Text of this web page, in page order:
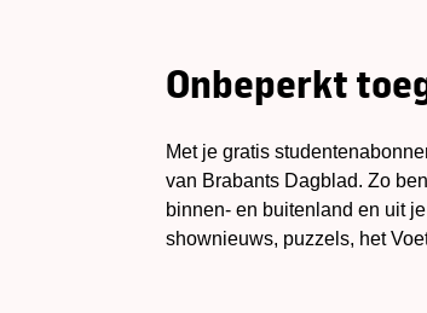
Onbeperkt
Met je gratis
van Brabants Dagblad. Zo
binnen- en buitenland en uit
shownieuws, puzzels, het